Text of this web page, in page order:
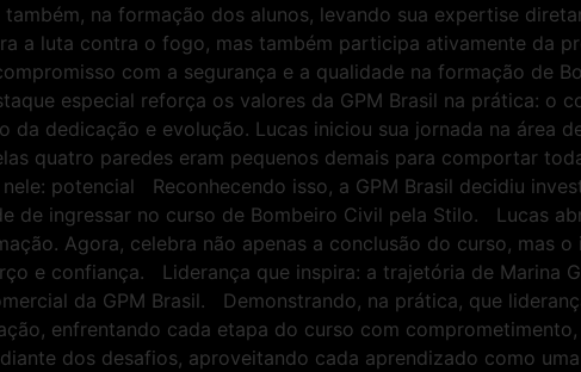
na formação dos alunos, levando sua expertise
a luta contra o fogo, mas também participa ativamente da
com a segurança e a qualidade na formação de
especial reforça os valores da GPM Brasil na prática: o
dedicação e evolução. Lucas iniciou sua jornada na área
quatro paredes eram pequenos demais para comportar
potencial Reconhecendo isso, a GPM Brasil decidiu
de ingressar no curso de Bombeiro Civil pela Stilo. Lucas
Agora, celebra não apenas a conclusão do curso, mas
e confiança. Liderança que inspira: a trajetória de Marina
da GPM Brasil. Demonstrando, na prática, que
enfrentando cada etapa do curso com
dos desafios, aproveitando cada aprendizado como